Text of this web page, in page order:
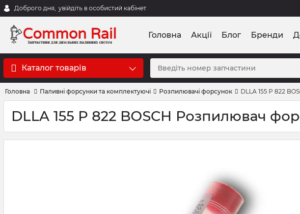
Доброго дня, увійдіть в особистий кабінет
Головна Акції Блог Бренди
Каталог товарів
Головна Паливні форсунки та комплектуючі Розпилювачі форсунок DLLA 155 P 822
DLLA 155 P 822 BOSCH Розпилювач